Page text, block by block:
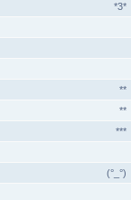
*3*
**
**
***
(°_°)